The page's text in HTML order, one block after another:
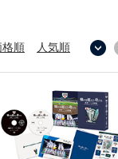
格順 人気順